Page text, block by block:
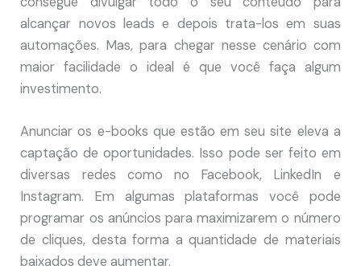
alcançar novos leads e depois trata-los em suas
automações. Mas, para chegar nesse cenário com
maior facilidade o ideal é que você faça algum
investimento.
Anunciar os e-books que estão em seu site eleva a
captação de oportunidades. Isso pode ser feito em
diversas redes como no Facebook, LinkedIn e
Instagram. Em algumas plataformas você pode
programar os anúncios para maximizarem o número
de cliques, desta forma a quantidade de materiais
baixados deve aumentar.